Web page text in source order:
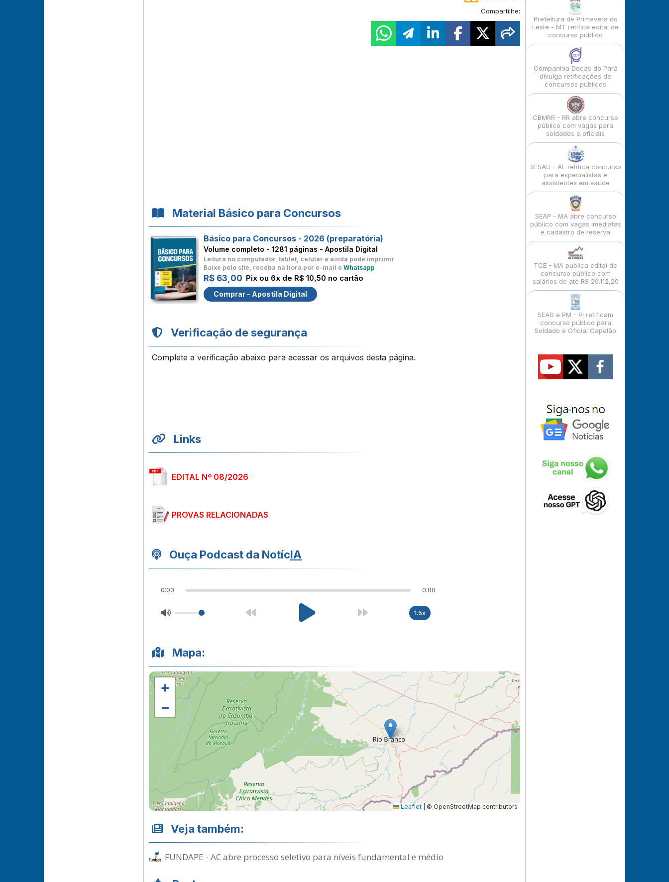
Compartilhe:
Material Básico para Concursos
Básico para Concursos - 2026 (preparatória)
Volume completo - 1281 páginas - Apostila Digital
Leitura no computador, tablet, celular e ainda pode imprimir
Baixe pelo site, receba na hora por e-mail e Whatsapp
R$ 63,00 Pix ou 6x de R$ 10,50 no cartão
Comprar - Apostila Digital
Verificação de segurança
Complete a verificação abaixo para acessar os arquivos desta página.
Links
EDITAL Nº 08/2026
PROVAS RELACIONADAS
Ouça Podcast da NotícIA
0:00 0:00
1.5x
Mapa:
+
−
Leaflet © OpenStreetMap contributors
Veja também:
FUNDAPE - AC abre processo seletivo para níveis fundamental e médio
Prefeitura de Primavera do
Leste - MT retifica edital de
concurso público
Companhia Docas do Pará
divulga retificações de
concursos públicos
CBMRR - RR abre concurso
público com vagas para
soldados e oficiais
SESAU - AL retifica concurso
para especialistas e
assistentes em saúde
SEAP - MA abre concurso
público com vagas imediatas
e cadastro de reserva
TCE - MA publica edital de
concurso público com
salários de até R$ 20.112,20
SEAD e PM - PI retificam
concurso público para
Soldado e Oficial Capelão